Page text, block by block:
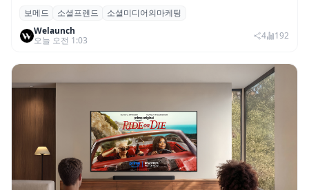
보메드 ‘소셜프렌드’, 유튜브·인스타 등 6개
SNS 마케팅 통합 지원
보메드 소셜프렌드
소셜미디어의마케팅
Welaunch
오늘 오전 1:03
4 192